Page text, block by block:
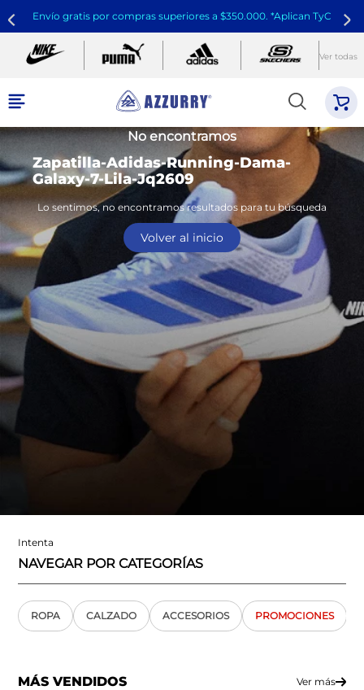
Envío gratis por compras superiores a $350.000. *Aplican TyC
Ver todas
No encontramos
Zapatilla-Adidas-Running-Dama-
Galaxy-7-Lila-Jq2609
Lo sentimos, no encontramos resultados para tu búsqueda
Volver al inicio
Intenta
NAVEGAR POR CATEGORÍAS
ROPA CALZADO ACCESORIOS PROMOCIONES
MÁS VENDIDOS Ver más